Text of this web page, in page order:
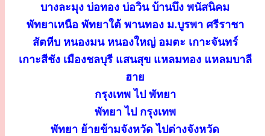
บางละมุง บ่อทอง บ่อวิน บ้านบึง พนัสนิคม
พัทยาเหนือ พัทยาใต้ พานทอง ม.บูรพา ศรีราชา
สัตหีบ หนองมน หนองใหญ่ อมตะ เกาะจันทร์
เกาะสีชัง เมืองชลบุรี แสนสุข แหลมทอง แหลมบาลี
ฮาย
กรุงเทพ ไป พัทยา
พัทยา ไป กรุงเทพ
พัทยา ย้ายข้ามจังหวัด ไปต่างจังหวัด